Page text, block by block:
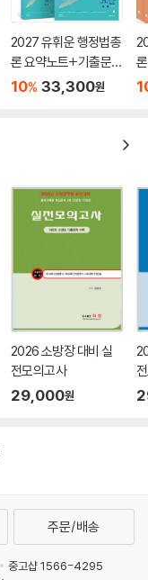
2027 유휘운 행정법총
론 요약노트+기출문제
(요.플.)
10% 33,300원
2026 소방장 대비 실
전모의고사
29,000원
주문/배송
중고샵 1566-4295